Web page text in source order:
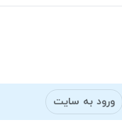
ورود به سایت